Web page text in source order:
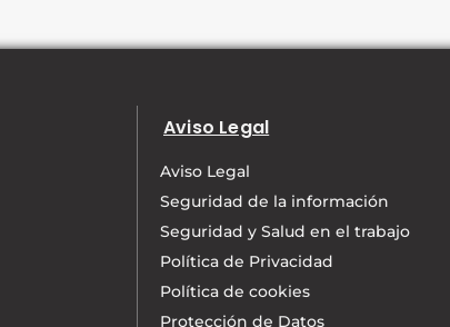
Aviso Legal
Aviso Legal
Seguridad de la información
Seguridad y Salud en el trabajo
Política de Privacidad
Política de cookies
Protección de Datos